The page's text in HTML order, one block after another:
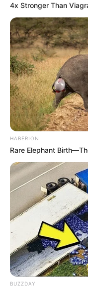
4x Stronger Than
HABERION
Rare Elephant
BUZZDAY